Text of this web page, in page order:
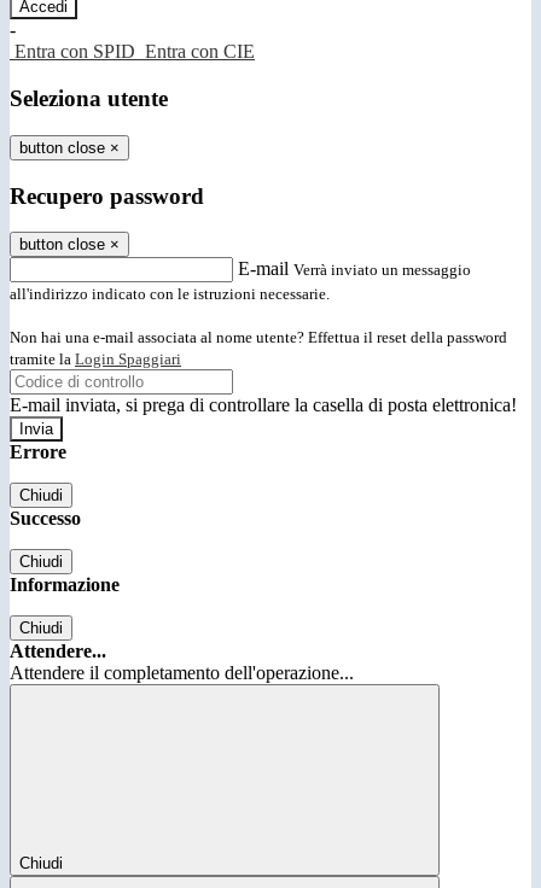
-
Entra con SPID Entra con CIE
Seleziona utente
button close ×
Recupero password
button close ×
E-mail Verrà inviato un messaggio
all'indirizzo indicato con le istruzioni necessarie.
Non hai una e-mail associata al nome utente? Effettua il reset della password
tramite la Login Spaggiari
E-mail inviata, si prega di controllare la casella di posta elettronica!
Errore
Chiudi
Successo
Chiudi
Informazione
Chiudi
Attendere...
Attendere il completamento dell'operazione...
Chiudi